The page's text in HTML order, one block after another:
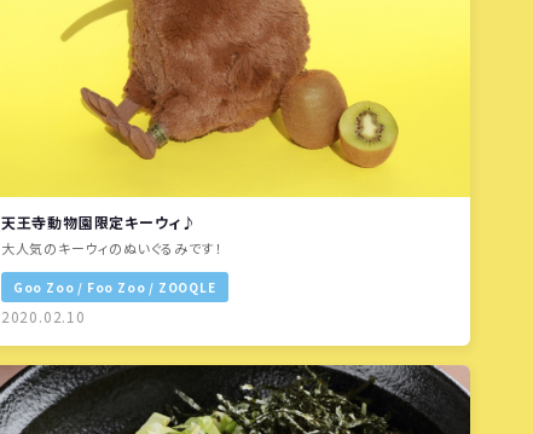
天王寺動物園限定キーウィ♪
大人気のキーウィのぬいぐるみです！
Goo Zoo / Foo Zoo / ZOOQLE
2020.02.10